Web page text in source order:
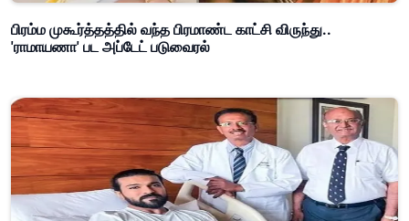
பிரம்ம முகூர்த்தத்தில் வந்த பிரமாண்ட காட்சி விருந்து..
'ராமாயணா' பட அப்டேட் படுவைரல்